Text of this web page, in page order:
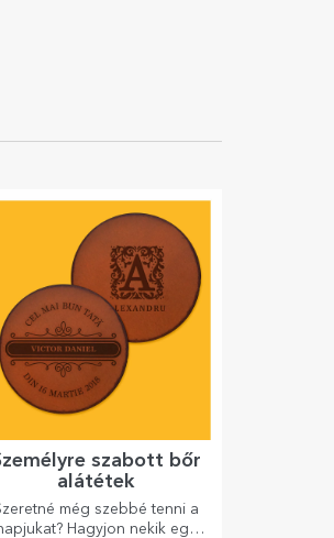
szabott bőr
alátétek
még szebbé tenni a
Hagyjon nekik egy